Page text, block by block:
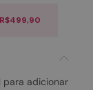
R$499,90
para adicionar